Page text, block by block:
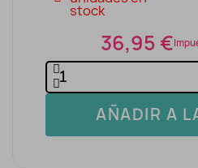
stock
36,95 €
AÑADIR A